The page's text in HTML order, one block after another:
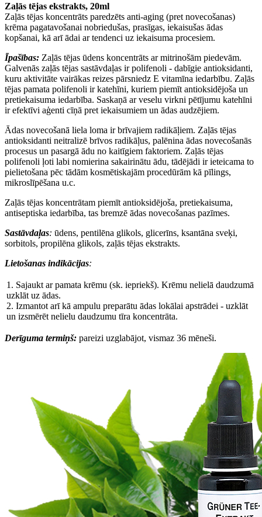
Zaļās tējas ekstrakts, 20ml
Zaļās tējas koncentrāts paredzēts anti-aging (pret novecošanas)
krēma pagatavošanai nobriedušas, prasīgas, iekaisušas ādas
kopšanai, kā arī ādai ar tendenci uz iekaisuma procesiem.
Īpašības: Zaļās tējas ūdens koncentrāts ar mitrinošām piedevām.
Galvenās zaļās tējas sastāvdaļas ir polifenoli - dabīgie antioksidanti,
kuru aktivitāte vairākas reizes pārsniedz E vitamīna iedarbību. Zaļās
tējas pamata polifenoli ir katehīni, kuriem piemīt antioksidējoša un
pretiekaisuma iedarbība. Saskaņā ar veselu virkni pētījumu katehīni
ir efektīvi aģenti cīņā pret iekaisumiem un ādas audzējiem.
Ādas novecošanā liela loma ir brīvajiem radikāļiem. Zaļās tējas
antioksidanti neitralizē brīvos radikāļus, palēnina ādas novecošanās
procesus un pasargā ādu no kaitīgiem faktoriem. Zaļās tējas
polifenoli ļoti labi nomierina sakairinātu ādu, tādējādi ir ieteicama to
pielietošana pēc tādām kosmētiskajām procedūrām kā pīlings,
mikroslīpēšana u.c.
Zaļās tējas koncentrātam piemīt antioksidējoša, pretiekaisuma,
antiseptiska iedarbība, tas bremzē ādas novecošanas pazīmes.
Sastāvdaļas: ūdens, pentilēna glikols, glicerīns, ksantāna sveķi,
sorbitols, propilēna glikols, zaļās tējas ekstrakts.
Lietošanas indikācijas:
1. Sajaukt ar pamata krēmu (sk. iepriekš). Krēmu nelielā daudzumā
uzklāt uz ādas.
2. Izmantot arī kā ampulu preparātu ādas lokālai apstrādei - uzklāt
un izsmērēt nelielu daudzumu tīra koncentrāta.
Derīguma termiņš: pareizi uzglabājot, vismaz 36 mēneši.